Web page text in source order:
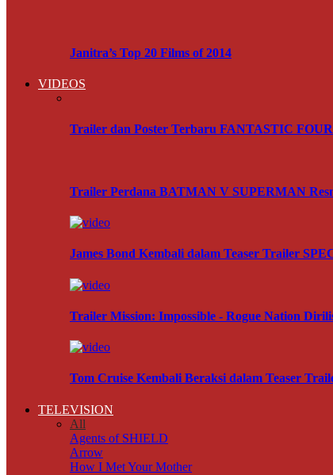
Janitra’s Top 20 Films of 2014
VIDEOS
Trailer dan Poster Terbaru FANTASTIC FOUR
Trailer Perdana BATMAN V SUPERMAN
James Bond Kembali dalam Teaser Trailer
Trailer Mission: Impossible - Rogue Nation
Tom Cruise Kembali Beraksi dalam Teaser
TELEVISION
All
Agents of SHIELD
Arrow
How I Met Your Mother